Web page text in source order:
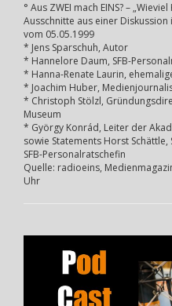
° Aus ZWEI mach EINS? –
Ausschnitte aus einer
vom 05.05.1999
* Jens Sparschuh, Autor
* Hannelore Daum, SFB-
* Hanna-Renate Laurin,
* Joachim Huber,
* Christoph Stölzl,
Museum
* György Konrád, Leiter der
sowie Statements Horst
SFB-Personalratschefin
Quelle: radioeins,
Uhr